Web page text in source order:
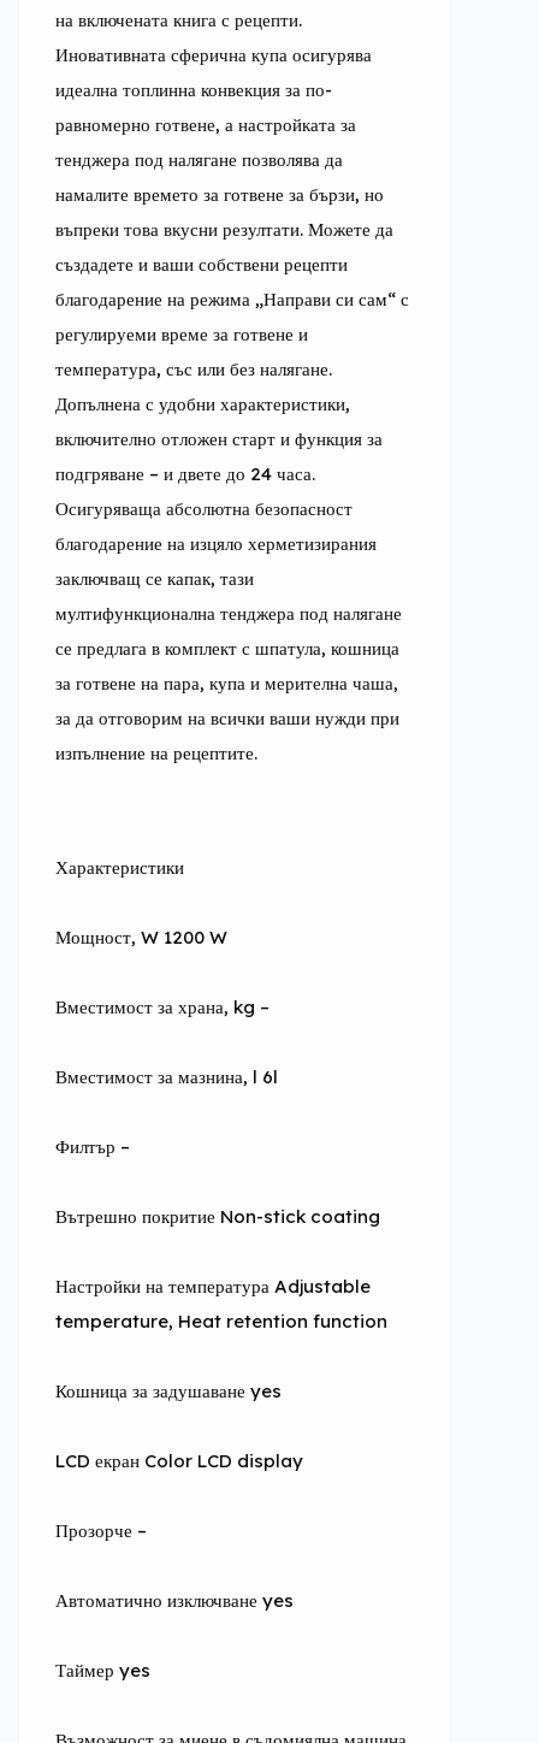
на включената книга с рецепти.
Иновативната сферична купа осигурява
идеална топлинна конвекция за по-
равномерно готвене, а настройката за
тенджера под налягане позволява да
намалите времето за готвене за бързи, но
въпреки това вкусни резултати. Можете да
създадете и ваши собствени рецепти
благодарение на режима „Направи си сам“ с
регулируеми време за готвене и
температура, със или без налягане.
Допълнена с удобни характеристики,
включително отложен старт и функция за
подгряване – и двете до 24 часа.
Осигуряваща абсолютна безопасност
благодарение на изцяло херметизирания
заключващ се капак, тази
мултифункционална тенджера под налягане
се предлага в комплект с шпатула, кошница
за готвене на пара, купа и мерителна чаша,
за да отговорим на всички ваши нужди при
изпълнение на рецептите.
Характеристики
Мощност, W 1200 W
Вместимост за храна, kg –
Вместимост за мазнина, l 6l
Филтър –
Вътрешно покритие Non-stick coating
Настройки на температура Adjustable
temperature, Heat retention function
Кошница за задушаване yes
LCD екран Color LCD display
Прозорче –
Автоматично изключване yes
Таймер yes